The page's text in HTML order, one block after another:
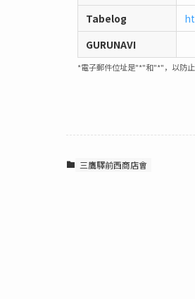
Tabelog
GURUNAVI
*電子郵件位址是"*"和"*"，以防止
三鷹驛前西商店會